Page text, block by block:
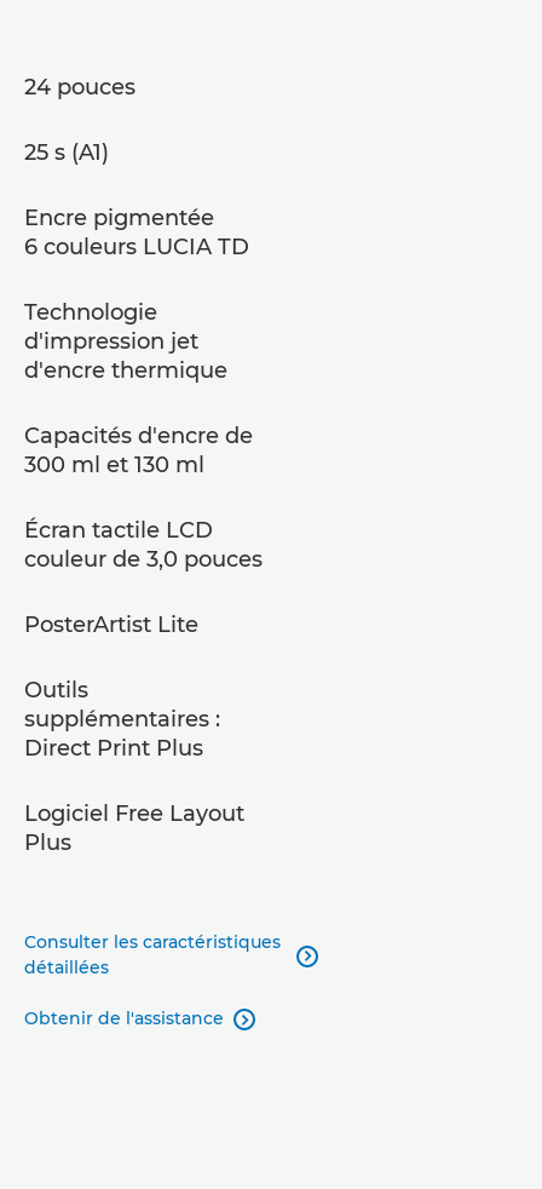
24 pouces
25 s (A1)
Encre pigmentée
6 couleurs LUCIA TD
Technologie
d'impression jet
d'encre thermique
Capacités d'encre de
300 ml et 130 ml
Écran tactile LCD
couleur de 3,0 pouces
PosterArtist Lite
Outils
supplémentaires :
Direct Print Plus
Logiciel Free Layout
Plus
Consulter les caractéristiques
détaillées

Obtenir de l'assistance 